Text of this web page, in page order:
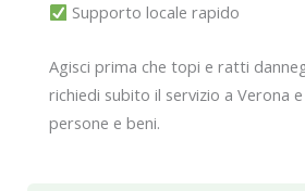
Supporto locale rapido
Agisci prima che topi e ratti
richiedi subito il servizio a Verona
persone e beni.